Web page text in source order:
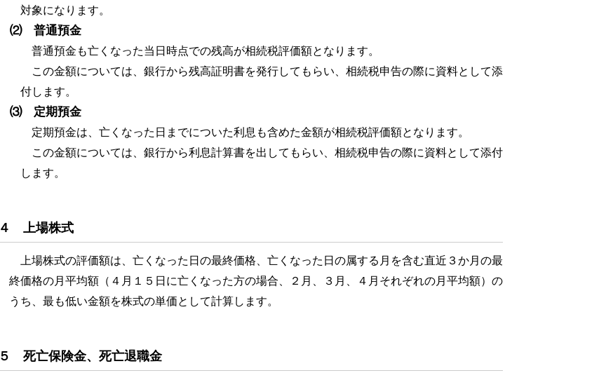
対象になります。
⑵ 普通預金
普通預金も亡くなった当日時点での残高が相続税評価額となります。
この金額については、銀行から残高証明書を発行してもらい、相続税申告の際に資料として添
付します。
⑶ 定期預金
定期預金は、亡くなった日までについた利息も含めた金額が相続税評価額となります。
この金額については、銀行から利息計算書を出してもらい、相続税申告の際に資料として添付
します。
４ 上場株式
上場株式の評価額は、亡くなった日の最終価格、亡くなった日の属する月を含む直近３か月の最
終価格の月平均額（４月１５日に亡くなった方の場合、２月、３月、４月それぞれの月平均額）の
うち、最も低い金額を株式の単価として計算します。
５ 死亡保険金、死亡退職金